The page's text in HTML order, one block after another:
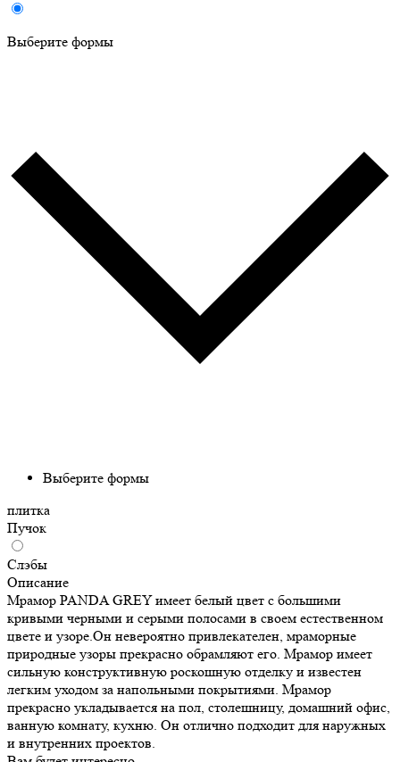
Выберите формы
Выберите формы
плитка
Пучок
Слэбы
Описание
Мрамор PANDA GREY имеет белый цвет с большими
кривыми черными и серыми полосами в своем естественном
цвете и узоре.Он невероятно привлекателен, мраморные
природные узоры прекрасно обрамляют его. Мрамор имеет
сильную конструктивную роскошную отделку и известен
легким уходом за напольными покрытиями. Мрамор
прекрасно укладывается на пол, столешницу, домашний офис,
ванную комнату, кухню. Он отлично подходит для наружных
и внутренних проектов.